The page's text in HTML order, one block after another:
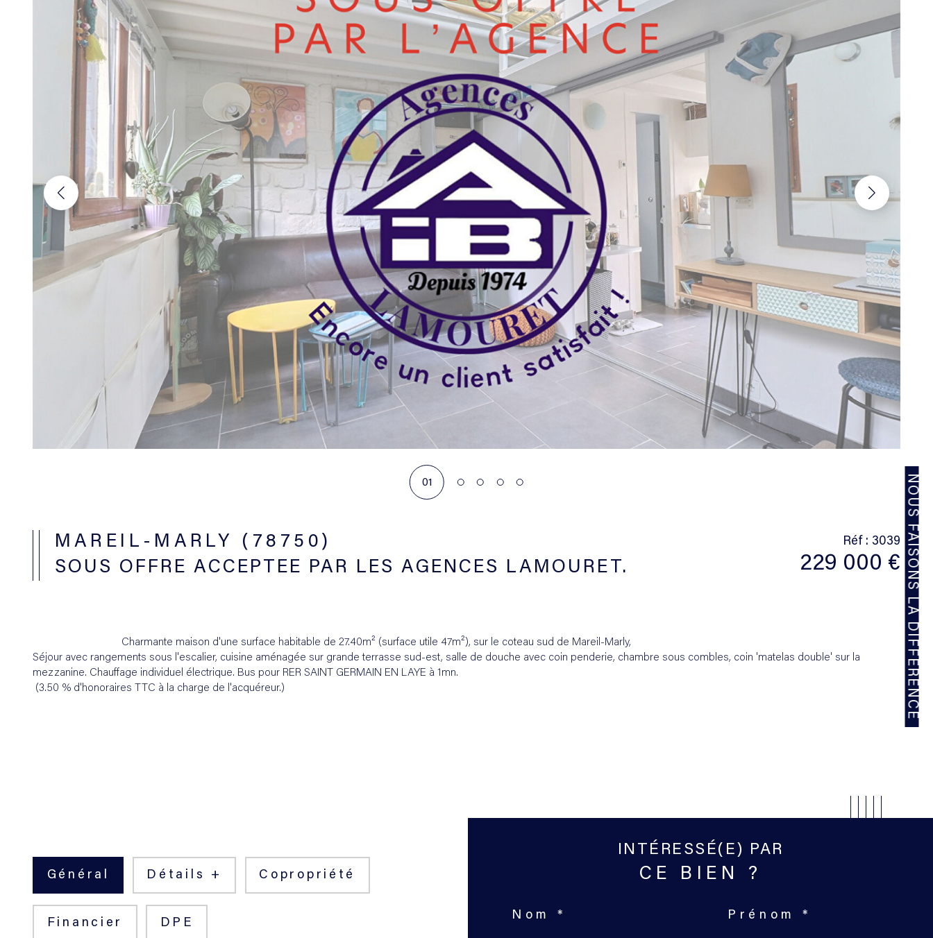
NOUS FAISONS LA DIFFÉRENCE
01
MAREIL-MARLY (78750)
SOUS OFFRE ACCEPTEE PAR LES AGENCES LAMOURET.
Réf : 3039
229 000 €
                                Charmante maison d'une surface habitable de 27.40m² (surface utile 47m²), sur le coteau sud de Mareil-Marly,
Séjour avec rangements sous l'escalier, cuisine aménagée sur grande terrasse sud-est, salle de douche avec coin penderie, chambre sous combles, coin 'matelas double' sur la
mezzanine. Chauffage individuel électrique. Bus pour RER SAINT GERMAIN EN LAYE à 1mn.
Général Détails + Copropriété
Financier DPE
INTÉRESSÉ(E) PAR
CE BIEN ?
Nom * Prénom *